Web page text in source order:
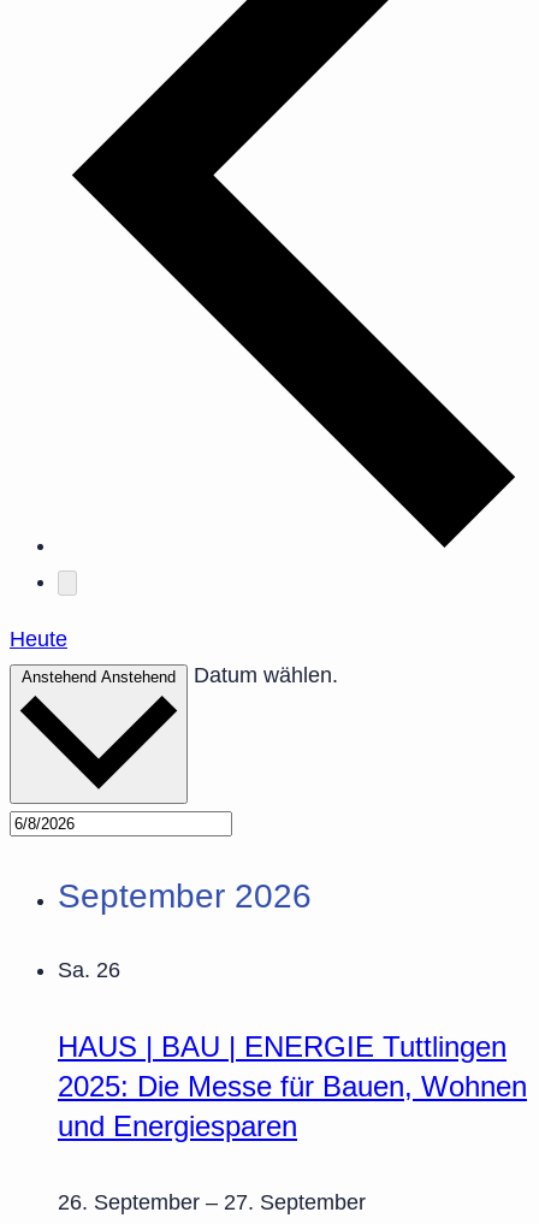
Heute
Anstehend Anstehend Datum wählen.
September 2026
Sa. 26
HAUS | BAU | ENERGIE Tuttlingen
2025: Die Messe für Bauen, Wohnen
und Energiesparen
26. September – 27. September